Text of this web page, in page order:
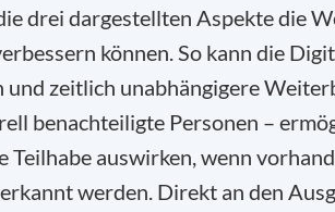
drei dargestellten Aspekte die
können. So kann die
zeitlich unabhängigere
benachteiligte Personen –
Teilhabe auswirken, wenn
werden. Direkt an den